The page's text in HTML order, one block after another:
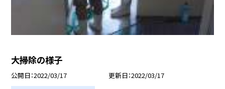
大掃除の様子
公開日 2022/03/17 更新日 2022/03/17